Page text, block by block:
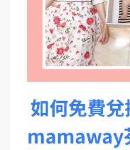
如何免費兌
mamaway